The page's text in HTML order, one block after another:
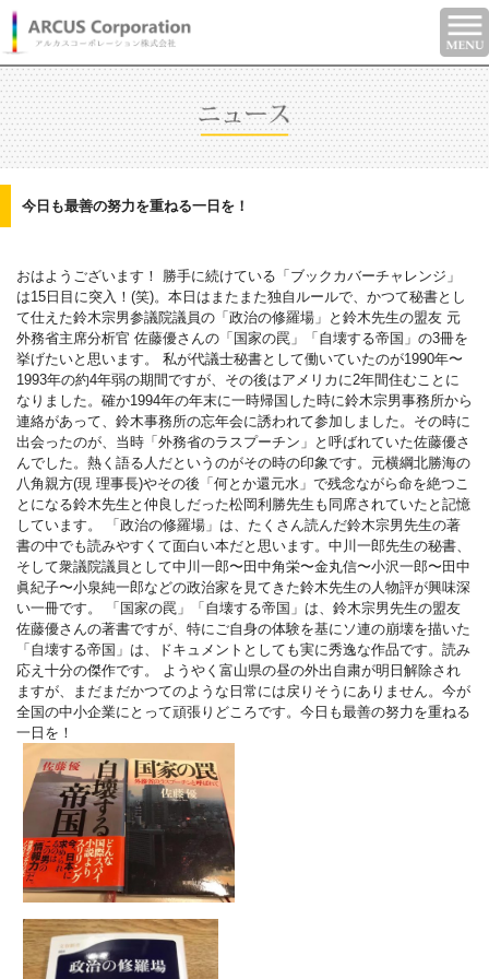
今日も最善の努力を重ねる一日を！
おはようございます！
勝手に続けている「ブックカバーチャレンジ」
は15日目に突入！(笑)。本日はまたまた独自ルールで、かつて秘書とし
て仕えた鈴木宗男参議院議員の「政治の修羅場」と鈴木先生の盟友 元
外務省主席分析官 佐藤優さんの「国家の罠」「自壊する帝国」の3冊を
挙げたいと思います。
私が代議士秘書として働いていたのが1990年〜
1993年の約4年弱の期間ですが、その後はアメリカに2年間住むことに
なりました。確か1994年の年末に一時帰国した時に鈴木宗男事務所から
連絡があって、鈴木事務所の忘年会に誘われて参加しました。その時に
出会ったのが、当時「外務省のラスプーチン」と呼ばれていた佐藤優さ
んでした。熱く語る人だというのがその時の印象です。元横綱北勝海の
八角親方(現 理事長)やその後「何とか還元水」で残念ながら命を絶つこ
とになる鈴木先生と仲良しだった松岡利勝先生も同席されていたと記憶
しています。
「政治の修羅場」は、たくさん読んだ鈴木宗男先生の著
書の中でも読みやすくて面白い本だと思います。中川一郎先生の秘書、
そして衆議院議員として中川一郎〜田中角栄〜金丸信〜小沢一郎〜田中
眞紀子〜小泉純一郎などの政治家を見てきた鈴木先生の人物評が興味深
い一冊です。
「国家の罠」「自壊する帝国」は、鈴木宗男先生の盟友
佐藤優さんの著書ですが、特にご自身の体験を基にソ連の崩壊を描いた
「自壊する帝国」は、ドキュメントとしても実に秀逸な作品です。読み
応え十分の傑作です。
ようやく富山県の昼の外出自粛が明日解除され
ますが、まだまだかつてのような日常には戻りそうにありません。今が
全国の中小企業にとって頑張りどころです。今日も最善の努力を重ねる
一日を！